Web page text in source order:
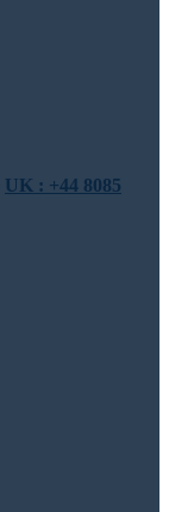
UK : +44 8085